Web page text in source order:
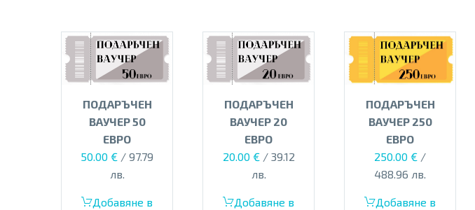
ПОДАРЪЧЕН
ВАУЧЕР 50
ЕВРО
50.00 € / 97.79
лв.
Добавяне в
ПОДАРЪЧЕН
ВАУЧЕР 20
ЕВРО
20.00 € / 39.12
лв.
Добавяне в
ПОДАРЪЧЕН
ВАУЧЕР 250
ЕВРО
250.00 € /
488.96 лв.
Добавяне в